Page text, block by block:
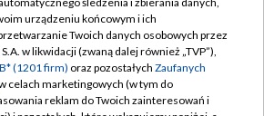
TVP
TVP
Regulamin TVP
Polityka prywatności
Moje zgody
urządzeniu końcowym i ich
Twoich danych osobowych przez
w likwidacji (zwaną dalej również „TVP”),
(1201 firm) oraz pozostałych Zaufanych
celach marketingowych (w tym do
reklam do Twoich zainteresowań i